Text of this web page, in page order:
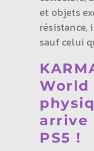
et objets
résistance,
sauf celui
World
arrive
PS5 !